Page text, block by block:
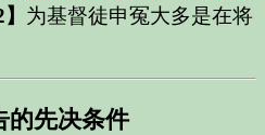
为基督徒申冤大多是在将
的先决条件